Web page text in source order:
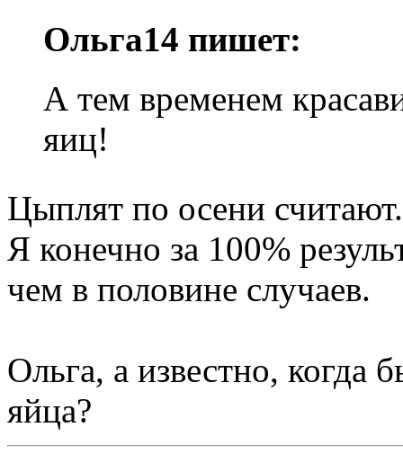
Ольга14 пишет:
А тем временем
яиц!
Цыплят по осени
Я конечно за 100%
чем в половине случаев.
Ольга, а известно, когда
яйца?